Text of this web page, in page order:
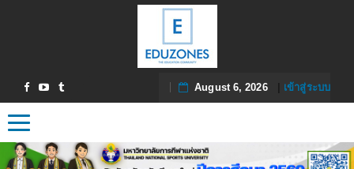
August 6, 2026| เข้าสู่ระบบ
Toggle navigation